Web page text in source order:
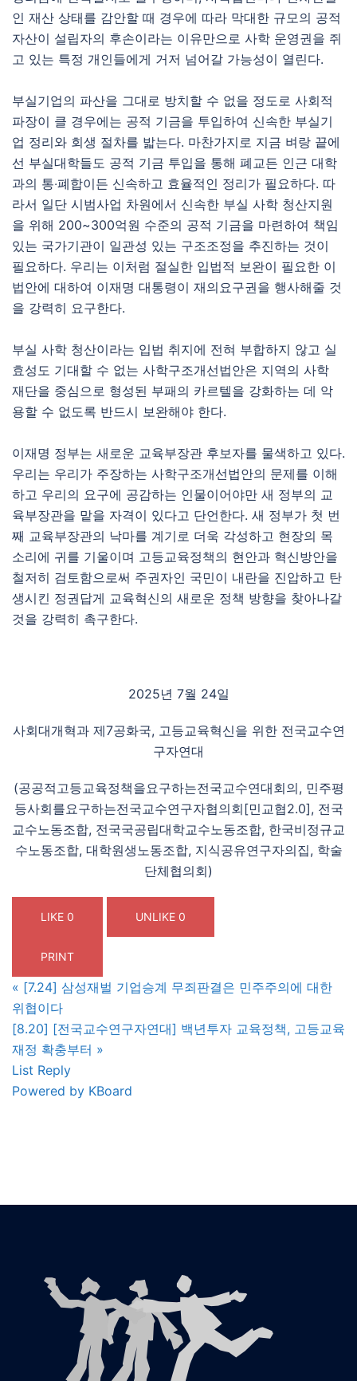
인 재산 상태를 감안할 때 경우에 따라 막대한 규모의 공적
자산이 설립자의 후손이라는 이유만으로 사학 운영권을 쥐
고 있는 특정 개인들에게 거저 넘어갈 가능성이 열린다.
부실기업의 파산을 그대로 방치할 수 없을 정도로 사회적
파장이 클 경우에는 공적 기금을 투입하여 신속한 부실기
업 정리와 회생 절차를 밟는다. 마찬가지로 지금 벼랑 끝에
선 부실대학들도 공적 기금 투입을 통해 폐교든 인근 대학
과의 통‧폐합이든 신속하고 효율적인 정리가 필요하다. 따
라서 일단 시범사업 차원에서 신속한 부실 사학 청산지원
을 위해 200~300억원 수준의 공적 기금을 마련하여 책임
있는 국가기관이 일관성 있는 구조조정을 추진하는 것이
필요하다. 우리는 이처럼 절실한 입법적 보완이 필요한 이
법안에 대하여 이재명 대통령이 재의요구권을 행사해줄 것
을 강력히 요구한다.
부실 사학 청산이라는 입법 취지에 전혀 부합하지 않고 실
효성도 기대할 수 없는 사학구조개선법안은 지역의 사학
재단을 중심으로 형성된 부패의 카르텔을 강화하는 데 악
용할 수 없도록 반드시 보완해야 한다.
이재명 정부는 새로운 교육부장관 후보자를 물색하고 있다.
우리는 우리가 주장하는 사학구조개선법안의 문제를 이해
하고 우리의 요구에 공감하는 인물이어야만 새 정부의 교
육부장관을 맡을 자격이 있다고 단언한다. 새 정부가 첫 번
째 교육부장관의 낙마를 계기로 더욱 각성하고 현장의 목
소리에 귀를 기울이며 고등교육정책의 현안과 혁신방안을
철저히 검토함으로써 주권자인 국민이 내란을 진압하고 탄
생시킨 정권답게 교육혁신의 새로운 정책 방향을 찾아나갈
것을 강력히 촉구한다.
2025년 7월 24일
사회대개혁과 제7공화국, 고등교육혁신을 위한 전국교수연
구자연대
(공공적고등교육정책을요구하는전국교수연대회의, 민주평
등사회를요구하는전국교수연구자협의회[민교협2.0], 전국
교수노동조합, 전국국공립대학교수노동조합, 한국비정규교
수노동조합, 대학원생노동조합, 지식공유연구자의집, 학술
단체협의회)
LIKE 0 UNLIKE 0
PRINT
« [7.24] 삼성재벌 기업승계 무죄판결은 민주주의에 대한
위협이다
[8.20] [전국교수연구자연대] 백년투자 교육정책, 고등교육
재정 확충부터 »
List Reply
Powered by KBoard